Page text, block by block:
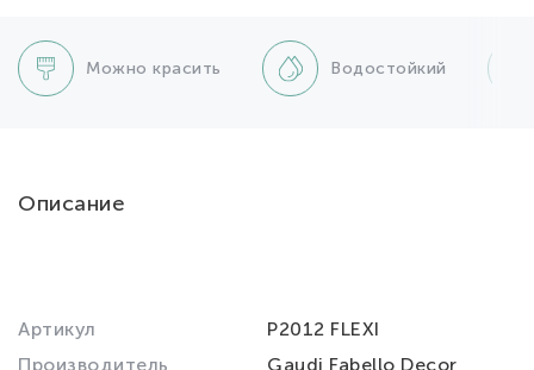
Можно красить Водостойкий
Описание
Артикул
P2012 FLEXI
Производитель
Gaudi Fabello Decor